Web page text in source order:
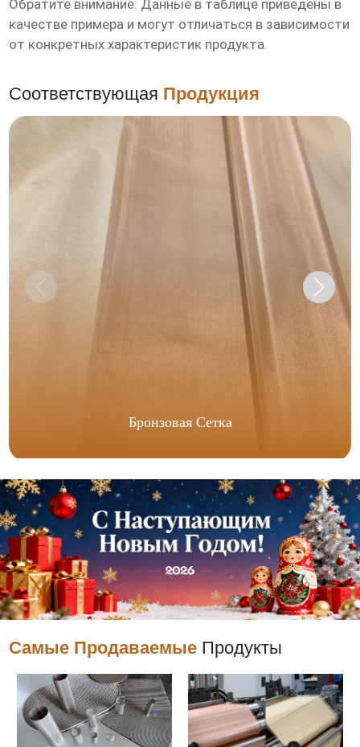
Обратите внимание: Данные в таблице приведены в
качестве примера и могут отличаться в зависимости
от конкретных характеристик продукта.
Соответствующая Продукция
Бронзовая Сетка
Самые Продаваемые Продукты